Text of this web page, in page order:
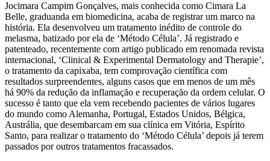
Jocimara Campim Gonçalves, mais conhecida como Cimara La
Belle, graduanda em biomedicina, acaba de registrar um marco na
história. Ela desenvolveu um tratamento inédito de controle do
melasma, batizado por ela de ‘Método Célula’. Já registrado e
patenteado, recentemente com artigo publicado em renomada revista
internacional, ‘Clinical & Experimental Dermatology and Therapie’,
o tratamento da capixaba, tem comprovação científica com
resultados surpreendentes, alguns casos que em menos de um mês
há 90% da redução da inflamação e recuperação da ordem celular. O
sucesso é tanto que ela vem recebendo pacientes de vários lugares
do mundo como Alemanha, Portugal, Estados Unidos, Bélgica,
Austrália, que desembarcam em sua clínica em Vitória, Espírito
Santo, para realizar o tratamento do ‘Método Célula’ depois já terem
passados por outros tratamentos fracassados.